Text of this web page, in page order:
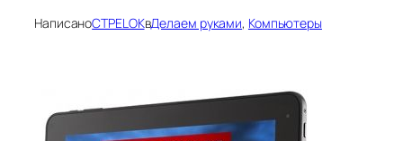
НаписаноCTPELOKвДелаем руками, Компьютеры